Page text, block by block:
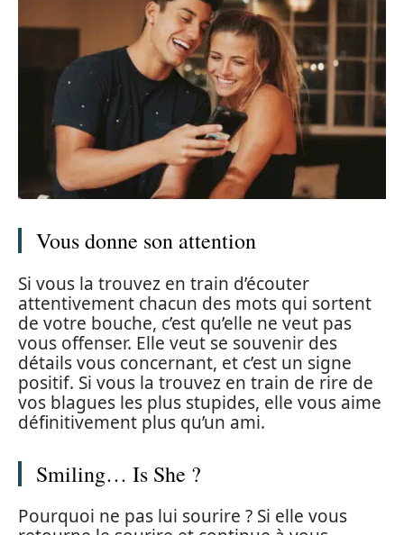
Vous donne son attention
Si vous la trouvez en train d’écouter
attentivement chacun des mots qui sortent
de votre bouche, c’est qu’elle ne veut pas
vous offenser. Elle veut se souvenir des
détails vous concernant, et c’est un signe
positif. Si vous la trouvez en train de rire de
vos blagues les plus stupides, elle vous aime
définitivement plus qu’un ami.
Smiling… Is She ?
Pourquoi ne pas lui sourire ? Si elle vous